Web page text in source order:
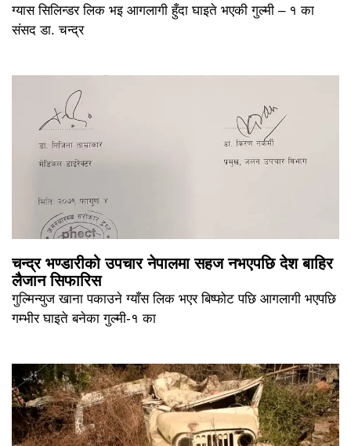
ग्यास सिलिन्डर लिक भइ आगलागी हुँदा घाइते भएकी गुल्मी – १ का
संसद डा. चन्द्र
चन्द्र भण्डारीको उपचार नेपालमा सहज नभएपछि देश बाहिर
लैजान सिफारिस
गुल्मिन्युज खाना पकाउने ग्याँस लिक भएर बिष्फोट पछि आगलागी भएपछि
गम्भीर घाइते बनेका गुल्मी-१ का